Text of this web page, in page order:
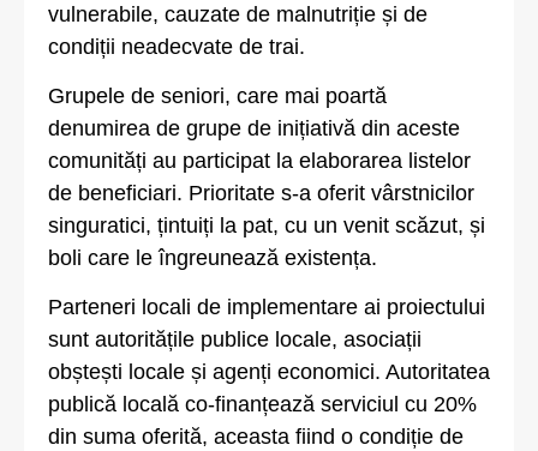
vulnerabile, cauzate de malnutriție și de
condiții neadecvate de trai.
Grupele de seniori, care mai poartă
denumirea de grupe de inițiativă din aceste
comunități au participat la elaborarea listelor
de beneficiari. Prioritate s-a oferit vârstnicilor
singuratici, țintuiți la pat, cu un venit scăzut, și
boli care le îngreunează existența.
Parteneri locali de implementare ai proiectului
sunt autoritățile publice locale, asociații
obștești locale și agenți economici. Autoritatea
publică locală co-finanțează serviciul cu 20%
din suma oferită, aceasta fiind o condiție de